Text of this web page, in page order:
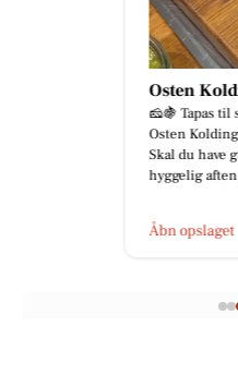
Osten
🧀🍇 Tapas til
Osten Kolding
Skal du have
hyggelig aften
Åbn opslaget